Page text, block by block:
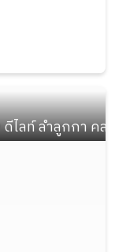
ลท์ ลำลูกกา คล